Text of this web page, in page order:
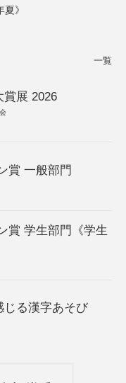
》
一覧
賞展 2026
賞 一般部門
賞 学生部門《学生
じる漢字あそび